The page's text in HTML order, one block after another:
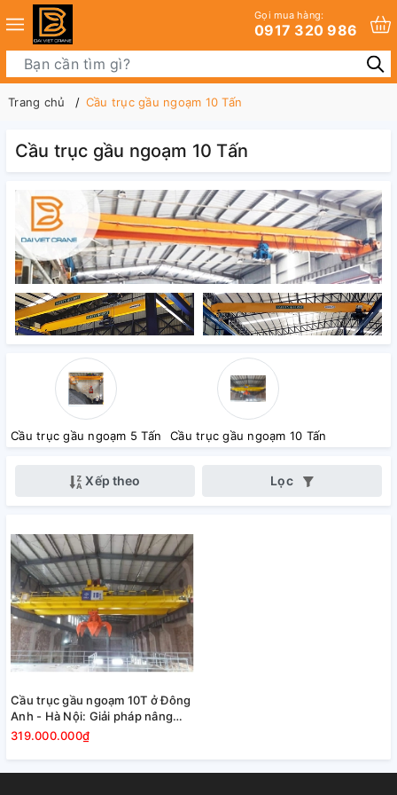
Gọi mua hàng:
0917 320 986
Trang chủ Cầu trục gầu ngoạm 10 Tấn
Cầu trục gầu ngoạm 10 Tấn
Cầu trục gầu ngoạm 5 Tấn Cầu trục gầu ngoạm 10 Tấn
Xếp theo Lọc
Cầu trục gầu ngoạm 10T ở Đông
Anh - Hà Nội: Giải pháp nâng
cao hiệu suất công việc
319.000.000₫